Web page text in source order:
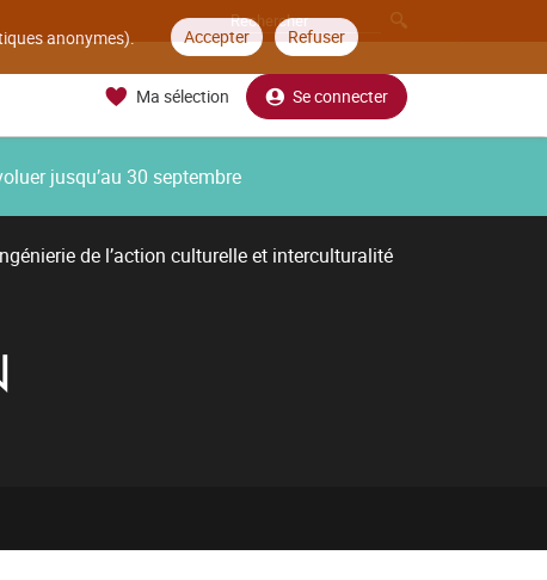
anonymes). Accepter Refuser
Ma sélection Se connecter
jusqu’au 30 septembre
de l’action culturelle et interculturalité